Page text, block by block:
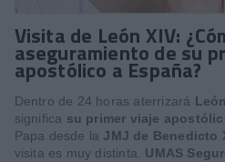
Visita de León XIV:
aseguramiento de su
apostólico a España?
Dentro de 24 horas aterrizará
significa su primer viaje
Papa desde la JMJ de Benedicto
visita es muy distinta. UMAS